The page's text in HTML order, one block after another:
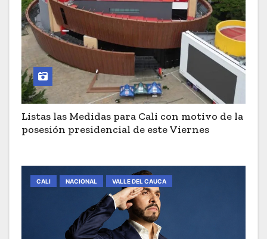
Listas las Medidas para Cali con motivo de la
posesión presidencial de este Viernes
CALI NACIONAL VALLE DEL CAUCA